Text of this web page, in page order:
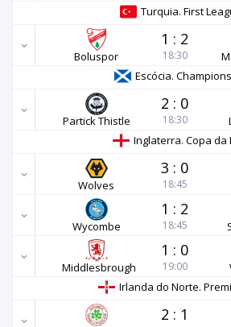
Turquia. First
Boluspor
1 : 2
18:30
Escócia.
Partick Thistle
2 : 0
18:30
Inglaterra. Copa da
Wolves
3 : 0
18:45
Wycombe
1 : 2
18:45
Middlesbrough
1 : 0
19:00
Irlanda do Norte.
2 : 1